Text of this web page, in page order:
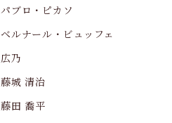
パブロ・ピカソ
ベルナール・ビュッフェ
広乃
藤城 清治
藤田 喬平